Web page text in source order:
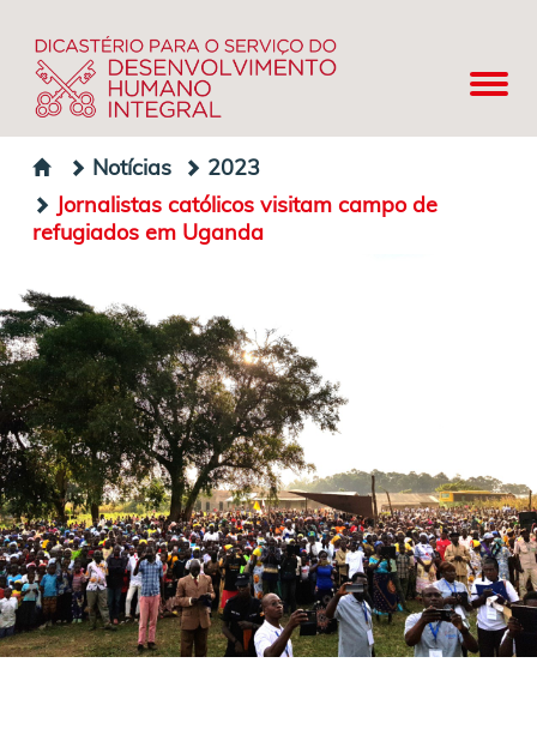
Notícias
2023
Jornalistas católicos visitam campo de
refugiados em Uganda